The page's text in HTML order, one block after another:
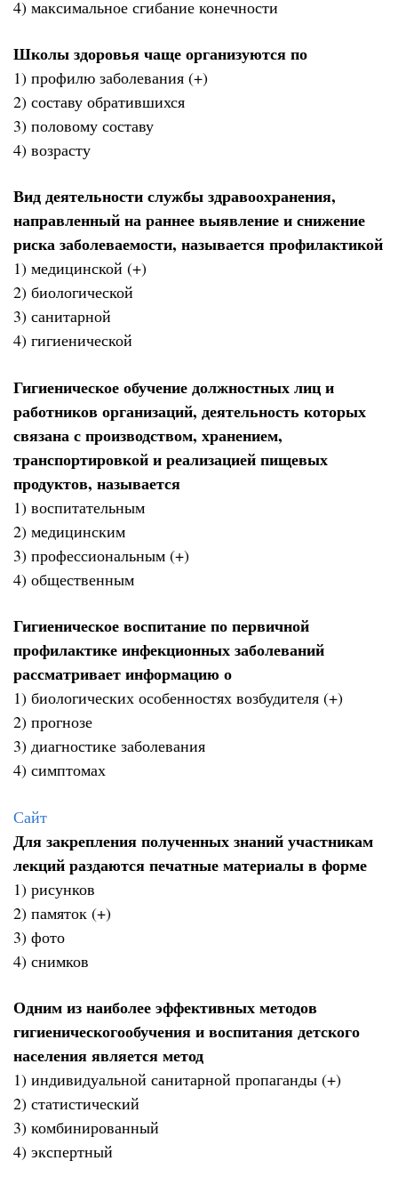
4) максимальное сгибание конечности
Школы здоровья чаще организуются по
1) профилю заболевания (+)
2) составу обратившихся
3) половому составу
4) возрасту
Вид деятельности службы здравоохранения,
направленный на раннее выявление и снижение
риска заболеваемости, называется профилактикой
1) медицинской (+)
2) биологической
3) санитарной
4) гигиенической
Гигиеническое обучение должностных лиц и
работников организаций, деятельность которых
связана с производством, хранением,
транспортировкой и реализацией пищевых
продуктов, называется
1) воспитательным
2) медицинским
3) профессиональным (+)
4) общественным
Гигиеническое воспитание по первичной
профилактике инфекционных заболеваний
рассматривает информацию о
1) биологических особенностях возбудителя (+)
2) прогнозе
3) диагностике заболевания
4) симптомах
Сайт
Для закрепления полученных знаний участникам
лекций раздаются печатные материалы в форме
1) рисунков
2) памяток (+)
3) фото
4) снимков
Одним из наиболее эффективных методов
гигиеническогообучения и воспитания детского
населения является метод
1) индивидуальной санитарной пропаганды (+)
2) статистический
3) комбинированный
4) экспертный